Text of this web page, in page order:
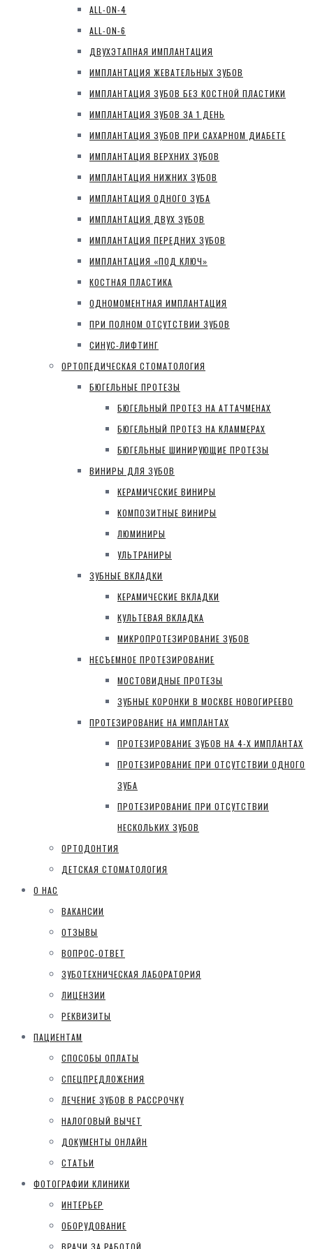
ALL-ON-4
ALL-ON-6
ДВУХЭТАПНАЯ ИМПЛАНТАЦИЯ
ИМПЛАНТАЦИЯ ЖЕВАТЕЛЬНЫХ ЗУБОВ
ИМПЛАНТАЦИЯ ЗУБОВ БЕЗ КОСТНОЙ ПЛАСТИКИ
ИМПЛАНТАЦИЯ ЗУБОВ ЗА 1 ДЕНЬ
ИМПЛАНТАЦИЯ ЗУБОВ ПРИ САХАРНОМ ДИАБЕТЕ
ИМПЛАНТАЦИЯ ВЕРХНИХ ЗУБОВ
ИМПЛАНТАЦИЯ НИЖНИХ ЗУБОВ
ИМПЛАНТАЦИЯ ОДНОГО ЗУБА
ИМПЛАНТАЦИЯ ДВУХ ЗУБОВ
ИМПЛАНТАЦИЯ ПЕРЕДНИХ ЗУБОВ
ИМПЛАНТАЦИЯ «ПОД КЛЮЧ»
КОСТНАЯ ПЛАСТИКА
ОДНОМОМЕНТНАЯ ИМПЛАНТАЦИЯ
ПРИ ПОЛНОМ ОТСУТСТВИИ ЗУБОВ
СИНУС-ЛИФТИНГ
ОРТОПЕДИЧЕСКАЯ СТОМАТОЛОГИЯ
БЮГЕЛЬНЫЕ ПРОТЕЗЫ
БЮГЕЛЬНЫЙ ПРОТЕЗ НА АТТАЧМЕНАХ
БЮГЕЛЬНЫЙ ПРОТЕЗ НА КЛАММЕРАХ
БЮГЕЛЬНЫЕ ШИНИРУЮЩИЕ ПРОТЕЗЫ
ВИНИРЫ ДЛЯ ЗУБОВ
КЕРАМИЧЕСКИЕ ВИНИРЫ
КОМПОЗИТНЫЕ ВИНИРЫ
ЛЮМИНИРЫ
УЛЬТРАНИРЫ
ЗУБНЫЕ ВКЛАДКИ
КЕРАМИЧЕСКИЕ ВКЛАДКИ
КУЛЬТЕВАЯ ВКЛАДКА
МИКРОПРОТЕЗИРОВАНИЕ ЗУБОВ
НЕСЪЕМНОЕ ПРОТЕЗИРОВАНИЕ
МОСТОВИДНЫЕ ПРОТЕЗЫ
ЗУБНЫЕ КОРОНКИ В МОСКВЕ НОВОГИРЕЕВО
ПРОТЕЗИРОВАНИЕ НА ИМПЛАНТАХ
ПРОТЕЗИРОВАНИЕ ЗУБОВ НА 4-Х ИМПЛАНТАХ
ПРОТЕЗИРОВАНИЕ ПРИ ОТСУТСТВИИ ОДНОГО
ЗУБА
ПРОТЕЗИРОВАНИЕ ПРИ ОТСУТСТВИИ
НЕСКОЛЬКИХ ЗУБОВ
ОРТОДОНТИЯ
ДЕТСКАЯ СТОМАТОЛОГИЯ
О НАС
ВАКАНСИИ
ОТЗЫВЫ
ВОПРОС-ОТВЕТ
ЗУБОТЕХНИЧЕСКАЯ ЛАБОРАТОРИЯ
ЛИЦЕНЗИИ
РЕКВИЗИТЫ
ПАЦИЕНТАМ
СПОСОБЫ ОПЛАТЫ
СПЕЦПРЕДЛОЖЕНИЯ
ЛЕЧЕНИЕ ЗУБОВ В РАССРОЧКУ
НАЛОГОВЫЙ ВЫЧЕТ
ДОКУМЕНТЫ ОНЛАЙН
СТАТЬИ
ФОТОГРАФИИ КЛИНИКИ
ИНТЕРЬЕР
ОБОРУДОВАНИЕ
ВРАЧИ ЗА РАБОТОЙ